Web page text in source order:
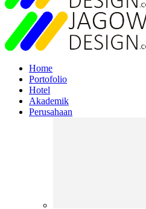
Home
Portofolio
Hotel
Akademik
Perusahaan